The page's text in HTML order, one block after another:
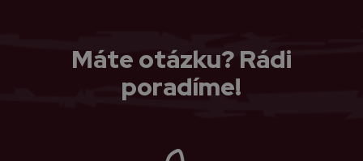
Máte otázku? Rádi
poradíme!